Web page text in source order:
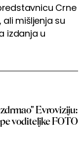
Crne
mišljenja su
izdanja u
Evroviziju:
voditeljke FOTO